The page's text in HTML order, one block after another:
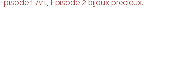
Episode 1 Art, Episode 2 bijoux précieux.